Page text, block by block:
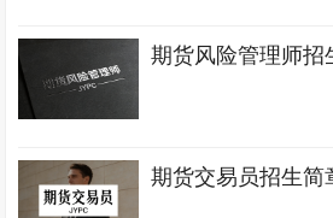
期货风险管理师招
期货交易员招生简